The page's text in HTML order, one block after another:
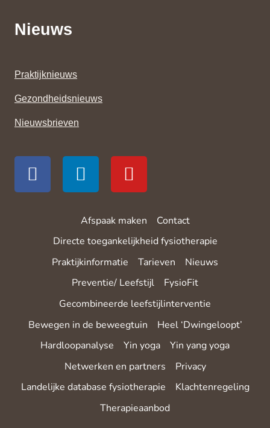
Nieuws
Praktijknieuws
Gezondheidsnieuws
Nieuwsbrieven
Afspaak maken
Contact
Directe toegankelijkheid fysiotherapie
Praktijkinformatie
Tarieven
Nieuws
Preventie/ Leefstijl
FysioFit
Gecombineerde leefstijlinterventie
Bewegen in de beweegtuin
Heel ‘Dwingeloopt’
Hardloopanalyse
Yin yoga
Yin yang yoga
Netwerken en partners
Privacy
Landelijke database fysiotherapie
Klachtenregeling
Therapieaanbod